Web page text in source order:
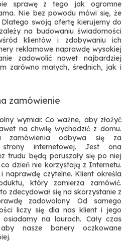
sprawę z tego jak ogromne
Nie bez powodu mówi się, że
swoją ofertę kierujemy do
na budowaniu świadomości
klientów i zdobywaniu ich
reklamowe naprawdę wysokiej
zadowolić nawet najbardziej
zarówno małych, średnich, jak i
zamówienie
wymiar. Co ważne, aby złożyć
na chwilę wychodzić z domu.
zamówienia odbywa się za
strony internetowej. Jest ona
trudu będą poruszały się po niej
dzień nie korzystają z Internetu.
naprawdę czytelne. Klient określa
który zamierza zamówić.
zdecydował się na skorzystanie z
zadowolony. Od samego
liczy się dla nas klient i jego
na laurach. Cały czas
nasze banery oczkowane